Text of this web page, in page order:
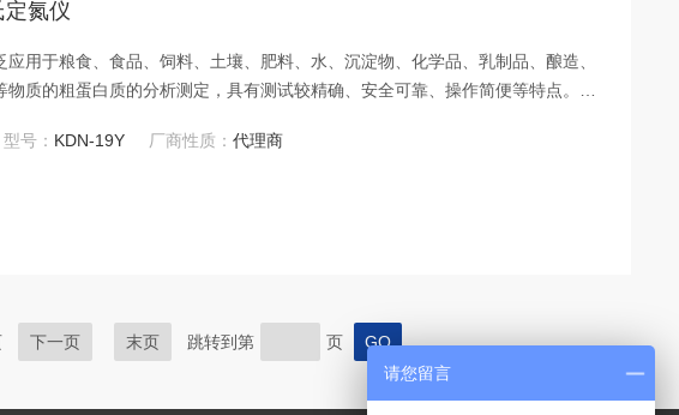
定氮仪
用于粮食、食品、饲料、土壤、肥料、水、沉淀物、化学品、乳制品、酿造、
质的粗蛋白质的分析测定，具有测试较精确、安全可靠、操作简便等特点。蒸
型号： KDN-19Y 厂商性质：代理商
下一页 末页 跳转到第 页
请您留言